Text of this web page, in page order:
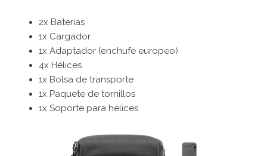
2x Baterías
1x Cargador
1x Adaptador (enchufe europeo)
4x Hélices
1x Bolsa de transporte
1x Paquete de tornillos
1x Soporte para hélices